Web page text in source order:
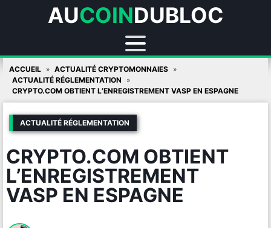
AUCOINDUBLOC
Skip
content
ACCUEIL
ACTUALITÉ CRYPTOMONNAIES
ACTUALITÉ RÉGLEMENTATION
CRYPTO.COM OBTIENT L’ENREGISTREMENT VASP EN ESPAGNE
ACTUALITÉ RÉGLEMENTATION
CRYPTO.COM OBTIENT
L’ENREGISTREMENT
VASP EN ESPAGNE